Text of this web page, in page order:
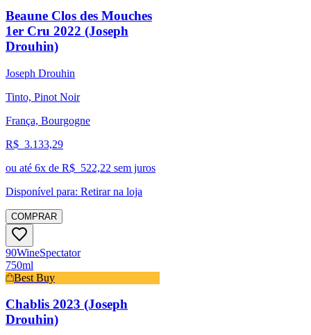
Beaune Clos des Mouches
1er Cru 2022 (Joseph
Drouhin)
Joseph Drouhin
Tinto, Pinot Noir
França, Bourgogne
R$ 3.133,29
ou até 6x de R$ 522,22 sem juros
Disponível para: Retirar na loja
COMPRAR
90WineSpectator
750ml
Best Buy
Chablis 2023 (Joseph
Drouhin)